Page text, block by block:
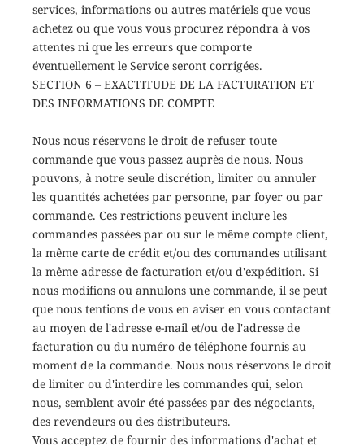
services, informations ou autres matériels que vous
achetez ou que vous vous procurez répondra à vos
attentes ni que les erreurs que comporte
éventuellement le Service seront corrigées.
SECTION 6 – EXACTITUDE DE LA FACTURATION ET
DES INFORMATIONS DE COMPTE
Nous nous réservons le droit de refuser toute
commande que vous passez auprès de nous. Nous
pouvons, à notre seule discrétion, limiter ou annuler
les quantités achetées par personne, par foyer ou par
commande. Ces restrictions peuvent inclure les
commandes passées par ou sur le même compte client,
la même carte de crédit et/ou des commandes utilisant
la même adresse de facturation et/ou d'expédition. Si
nous modifions ou annulons une commande, il se peut
que nous tentions de vous en aviser en vous contactant
au moyen de l'adresse e-mail et/ou de l'adresse de
facturation ou du numéro de téléphone fournis au
moment de la commande. Nous nous réservons le droit
de limiter ou d'interdire les commandes qui, selon
nous, semblent avoir été passées par des négociants,
des revendeurs ou des distributeurs.
Vous acceptez de fournir des informations d'achat et